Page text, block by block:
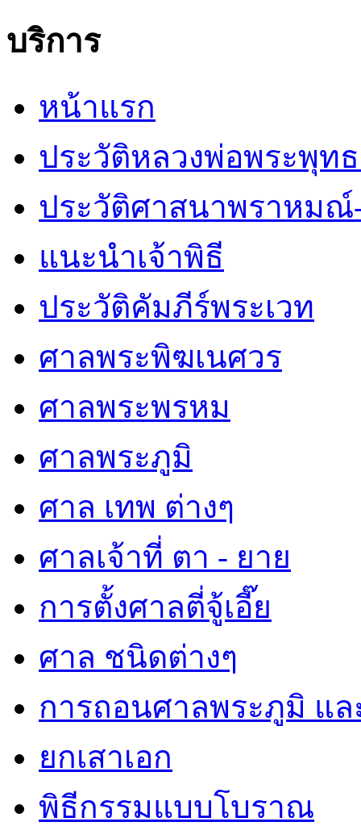
บริการ
หน้าแรก
ประวัติหลวงพ่อพระพุท
ประวัติศาสนาพราหม
แนะนำเจ้าพิธี
ประวัติคัมภีร์พระเวท
ศาลพระพิฆเนศวร
ศาลพระพรหม
ศาลพระภูมิ
ศาล เทพ ต่างๆ
ศาลเจ้าที่ ตา - ยาย
การตั้งศาลตี่จู้เอี๊ย
ศาล ชนิดต่างๆ
การถอนศาลพระภูมิ แล
ยกเสาเอก
พิธีกรรมแบบโบราณ